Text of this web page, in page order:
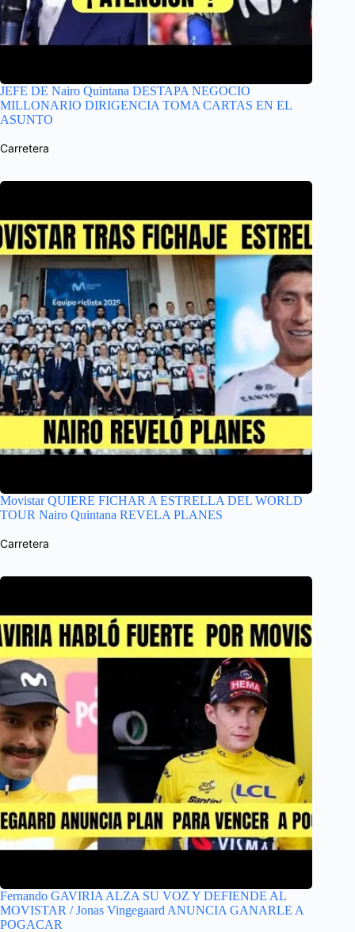
JEFE DE Nairo Quintana DESTAPA NEGOCIO
MILLONARIO DIRIGENCIA TOMA CARTAS EN EL
ASUNTO
Carretera
Movistar QUIERE FICHAR A ESTRELLA DEL WORLD
TOUR Nairo Quintana REVELA PLANES
Carretera
Fernando GAVIRIA ALZA SU VOZ Y DEFIENDE AL
MOVISTAR / Jonas Vingegaard ANUNCIA GANARLE A
POGACAR